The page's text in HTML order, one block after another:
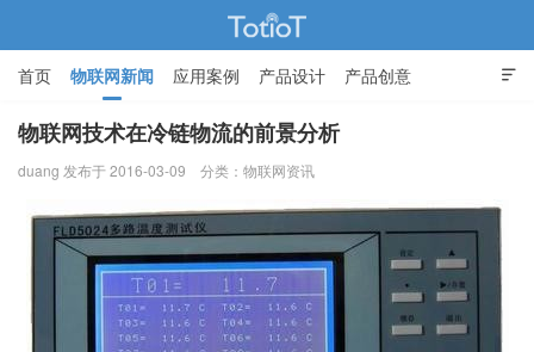

首页 物联网新闻 应用案例 产品设计 产品创意
智能家居
物联网技术在冷链物流的前景分析
duang 发布于 2016-03-09 分类： 物联网资讯